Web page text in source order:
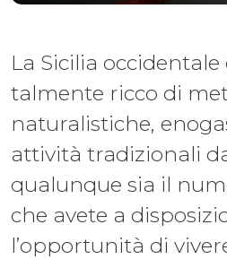
La Sicilia
talmente ricco di
naturalistiche,
attività tradizionali
qualunque sia il
che avete a
l’opportunità di